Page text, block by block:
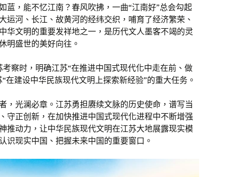
蓝，能不忆江南？春风吹拂，一曲“江南好”总会勾起
运河、长江、故黄河的经纬交织，哺育了经济繁荣、
华文明的重要发祥地之一，是历代文人墨客不竭的灵
明盛世的美好向往。
考察时，明确江苏“在推进中国式现代化中走在前、做
在建设中华民族现代文明上探索新经验”的重大任务。
，光澜必章。江苏勇担赓续文脉的历史使命，谱写当
守正创新，在加快推进中国式现代化进程中不断增强
推动力，让中华民族现代文明在江苏大地展露现实模
认识现实中国、把握未来中国的重要窗口。